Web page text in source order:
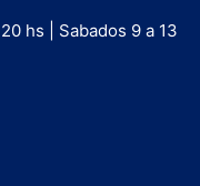
hs | Sabados 9 a 13